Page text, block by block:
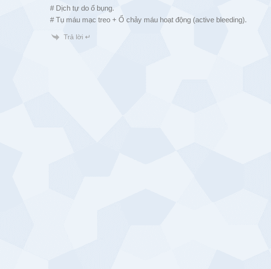
# Dịch tự do ổ bụng.
# Tụ máu mạc treo + Ổ chảy máu hoạt động (active bleeding).
Trả lời ↵